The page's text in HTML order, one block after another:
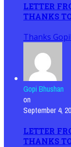
LETTER
THANKS
Thanks
Gopi Bhushan
on
September 4,
LETTER
THANKS